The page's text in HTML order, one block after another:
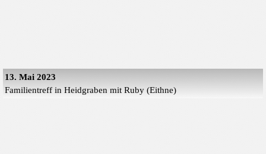
13. Mai 2023
Familientreff in Heidgraben mit Ruby (Eithne)